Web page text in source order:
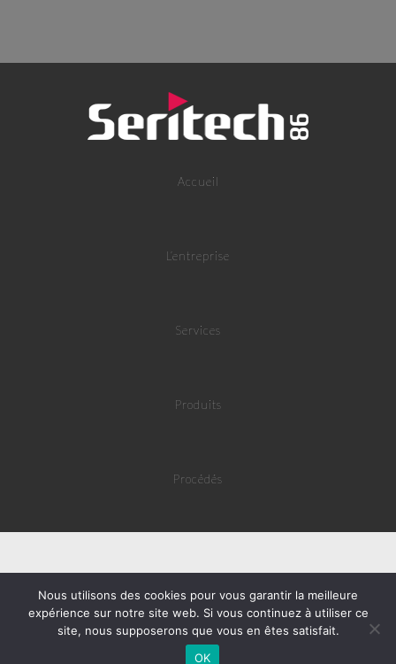
Accueil
L’entreprise
Services
Produits
Procédés
Website by © Mila Webdesign2016 | Tous droits réservés
Nous utilisons des cookies pour vous garantir la meilleure
expérience sur notre site web. Si vous continuez à utiliser ce
site, nous supposerons que vous en êtes satisfait.
OK